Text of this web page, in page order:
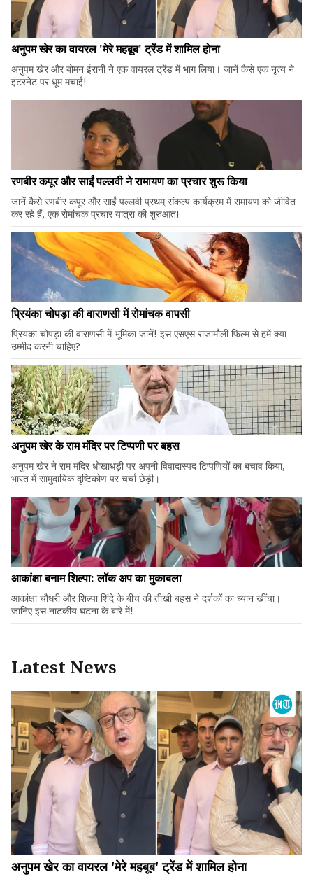
अनुपम खेर का वायरल 'मेरे महबूब' ट्रेंड में शामिल होना
अनुपम खेर और बोमन ईरानी ने एक वायरल ट्रेंड में भाग लिया। जानें कैसे एक नृत्य ने
इंटरनेट पर धूम मचाई!
रणबीर कपूर और साईं पल्लवी ने रामायण का प्रचार शुरू किया
जानें कैसे रणबीर कपूर और साईं पल्लवी प्रथम् संकल्प कार्यक्रम में रामायण को जीवित
कर रहे हैं, एक रोमांचक प्रचार यात्रा की शुरुआत!
प्रियंका चोपड़ा की वाराणसी में रोमांचक वापसी
प्रियंका चोपड़ा की वाराणसी में भूमिका जानें! इस एसएस राजामौली फिल्म से हमें क्या
उम्मीद करनी चाहिए?
अनुपम खेर के राम मंदिर पर टिप्पणी पर बहस
अनुपम खेर ने राम मंदिर धोखाधड़ी पर अपनी विवादास्पद टिप्पणियों का बचाव किया,
भारत में सामुदायिक दृष्टिकोण पर चर्चा छेड़ी।
आकांक्षा बनाम शिल्पा: लॉक अप का मुकाबला
आकांक्षा चौधरी और शिल्पा शिंदे के बीच की तीखी बहस ने दर्शकों का ध्यान खींचा।
जानिए इस नाटकीय घटना के बारे में!
Latest News
अनुपम खेर का वायरल 'मेरे महबूब' ट्रेंड में शामिल होना